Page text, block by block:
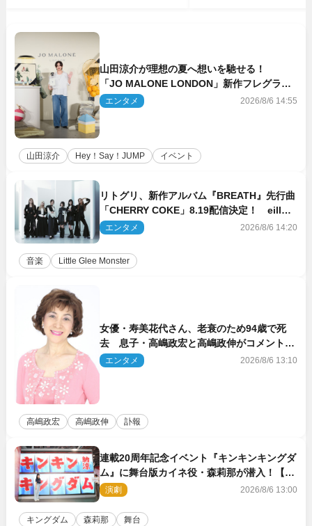
山田涼介が理想の夏へ想いを馳せる！
「JO MALONE LONDON」新作フレグラン
スを体験
エンタメ 2026/8/6 14:55
山田涼介 Hey！Say！JUMP イベント
リトグリ、新作アルバム『BREATH』先行曲
「CHERRY COKE」8.19配信決定！ eill書
き下ろしのラブソング
エンタメ 2026/8/6 14:20
音楽 Little Glee Monster
女優・寿美花代さん、老衰のため94歳で死
去 息子・高嶋政宏と高嶋政伸がコメント
「いつもユーモアを忘れない明るく優しい母
でした」
エンタメ 2026/8/6 13:10
高嶋政宏 高嶋政伸 訃報
連載20周年記念イベント『キンキンキングダ
ム』に舞台版カイネ役・森莉那が潜入！【密
着レポート】
演劇 2026/8/6 13:00
キングダム 森莉那 舞台